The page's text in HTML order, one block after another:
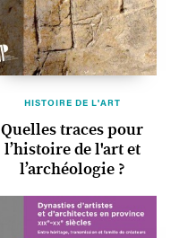
HISTOIRE DE L'ART
Quelles traces pour
l’histoire de l'art et
l’archéologie ?